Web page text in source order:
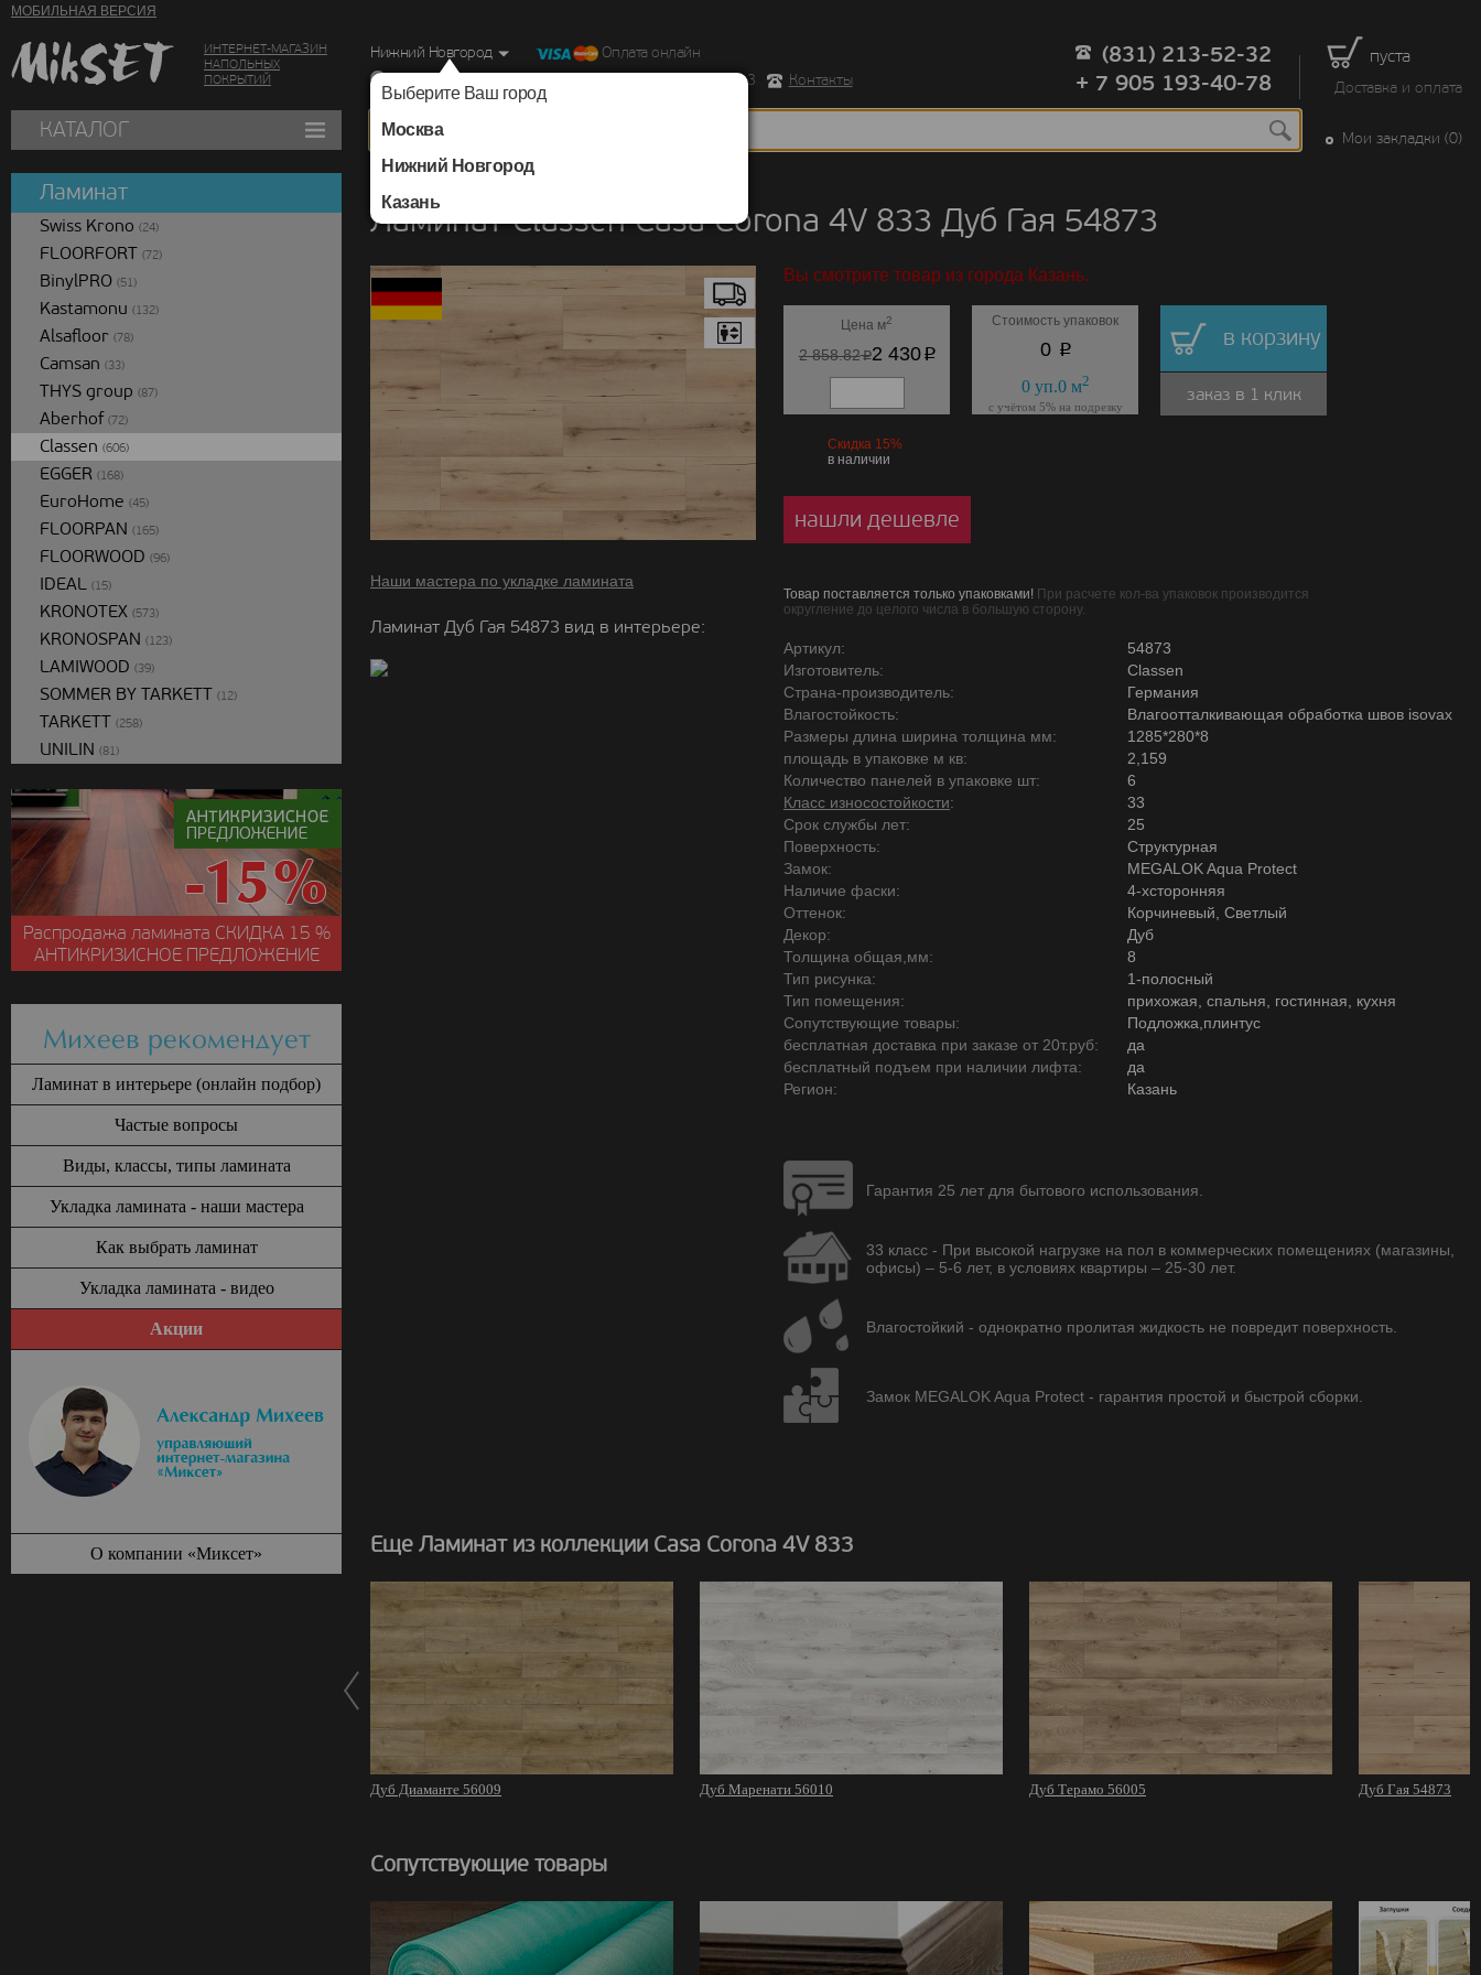
МОБИЛЬНАЯ ВЕРСИЯ
ИНТЕРНЕТ-МАГАЗИН
НАПОЛЬНЫХ
ПОКРЫТИЙ
пуста
Доставка и оплата
Нижний Новгород
Выберите Ваш город
Москва
Нижний Новгород
Казань
Оплата онлайн
г. Нижний Новгород, Ул. Республиканская д.43 корпус 3
Контакты
(831) 213-52-32
+ 7 905 193-40-78
КАТАЛОГ Мои закладки (0)
Ламинат Classen Casa Corona 4V 833 Дуб Гая 54873
Наши мастера по укладке ламината
Ламинат Дуб Гая 54873 вид в интерьере:
Вы смотрите товар из города Казань.
Цена м2
2 858.82p2 430p
Стоимость упаковок
0 p
0уп.0м2
с учётом 5% на подрезку
в корзину
заказ в 1 клик
Скидка 15%
в наличии
нашли дешевле
Товар поставляется только упаковками! При расчете кол-ва упаковок производится
округление до целого числа в большую сторону.
Артикул:
54873
Изготовитель:
Classen
Страна-производитель:
Германия
Влагостойкость:
Влагоотталкивающая обработка швов isovax
Размеры длина ширина толщина мм:
1285*280*8
площадь в упаковке м кв:
2,159
Количество панелей в упаковке шт:
6
Класс износостойкости:
33
Срок службы лет:
25
Поверхность:
Структурная
Замок:
MEGALOK Aqua Protect
Наличие фаски:
4-хсторонняя
Оттенок:
Корчиневый, Светлый
Декор:
Дуб
Толщина общая,мм:
8
Тип рисунка:
1-полосный
Тип помещения:
прихожая, спальня, гостинная, кухня
Сопутствующие товары:
Подложка,плинтус
бесплатная доставка при заказе от 20т.руб:
да
бесплатный подъем при наличии лифта:
да
Регион:
Казань
Гарантия 25 лет для бытового использования.
33 класс - При высокой нагрузке на пол в коммерческих помещениях (магазины,
офисы) – 5-6 лет, в условиях квартиры – 25-30 лет.
Влагостойкий - однократно пролитая жидкость не повредит поверхность.
Замок MEGALOK Aqua Protect - гарантия простой и быстрой сборки.
Еще Ламинат из коллекции Casa Corona 4V 833
Дуб Диаманте 56009 Дуб Маренати 56010 Дуб Терамо 56005 Дуб Гая 54873
Сопутствующие товары
Ламинат
Swiss Krono (24)
FLOORFORT (72)
BinylPRO (51)
Kastamonu (132)
Alsafloor (78)
Camsan (33)
THYS group (87)
Aberhof (72)
Classen (606)
EGGER (168)
EuroHome (45)
FLOORPAN (165)
FLOORWOOD (96)
IDEAL (15)
KRONOTEX (573)
KRONOSPAN (123)
LAMIWOOD (39)
SOMMER BY TARKETT (12)
TARKETT (258)
UNILIN (81)
Распродажа ламината СКИДКА15 %
АНТИКРИЗИСНОЕ ПРЕДЛОЖЕНИЕ
Михеев рекомендует
Ламинат в интерьере (онлайн подбор)
Частые вопросы
Виды, классы, типы ламината
Укладка ламината - наши мастера
Как выбрать ламинат
Укладка ламината - видео
Акции
О компании «Миксет»